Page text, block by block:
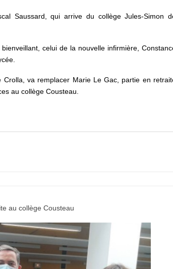
Saussard, qui arrive du collège Jules-Simon
celui de la nouvelle infirmière,
Crolla, va remplacer Marie Le Gac, partie en
au collège Cousteau.
au collège Cousteau